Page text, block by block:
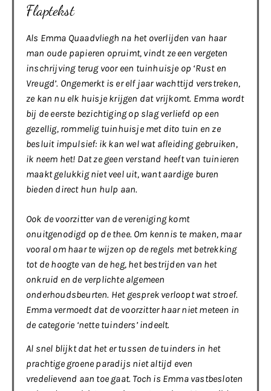
Flaptekst
Als Emma Quaadvliegh na het overlijden van haar
man oude papieren opruimt, vindt ze een vergeten
inschrijving terug voor een tuinhuisje op ‘Rust en
Vreugd’. Ongemerkt is er elf jaar wachttijd verstreken,
ze kan nu elk huisje krijgen dat vrijkomt. Emma wordt
bij de eerste bezichtiging op slag verliefd op een
gezellig, rommelig tuinhuisje met dito tuin en ze
besluit impulsief: ik kan wel wat afleiding gebruiken,
ik neem het! Dat ze geen verstand heeft van tuinieren
maakt gelukkig niet veel uit, want aardige buren
bieden direct hun hulp aan.
Ook de voorzitter van de vereniging komt
onuitgenodigd op de thee. Om kennis te maken, maar
vooral om haar te wijzen op de regels met betrekking
tot de hoogte van de heg, het bestrijden van het
onkruid en de verplichte algemeen
onderhoudsbeurten. Het gesprek verloopt wat stroef.
Emma vermoedt dat de voorzitter haar niet meteen in
de categorie ‘nette tuinders’ indeelt.
Al snel blijkt dat het er tussen de tuinders in het
prachtige groene paradijs niet altijd even
vredelievend aan toe gaat. Toch is Emma vastbesloten